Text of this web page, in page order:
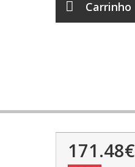
Carrinho
171.48€